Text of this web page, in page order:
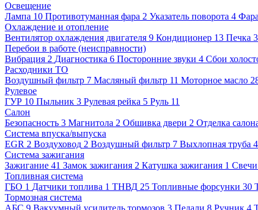
Освещение
Лампа 10 Противотуманная фара 2 Указатель поворота 4 Фара
Охлаждение и отопление
Вентилятор охлаждения двигателя 9 Кондиционер 13 Печка
Перебои в работе (неисправности)
Вибрация 2 Диагностика 6 Посторонние звуки 4 Сбои
Расходники ТО
Воздушный фильтр 7 Масляный фильтр 11 Моторное масло
Рулевое
ГУР 10 Пыльник 3 Рулевая рейка 5 Руль 11
Салон
Безопасность 3 Магнитола 2 Обшивка двери 2 Отделка
Система впуска/выпуска
EGR 2 Воздуховод 2 Воздушный фильтр 7 Выхлопная труба 4
Система зажигания
Зажигание 41 Замок зажигания 2 Катушка зажигания 1 Свечи
Топливная система
ГБО 1 Датчики топлива 1 ТНВД 25 Топливные форсунки 30
Тормозная система
АБС 9 Вакуумный усилитель тормозов 3 Педали 8 Ручник 4